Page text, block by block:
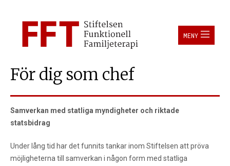
För dig som chef
Samverkan med statliga myndigheter och riktade
statsbidrag
Under lång tid har det funnits tankar inom Stiftelsen att pröva
möjligheterna till samverkan i någon form med statliga